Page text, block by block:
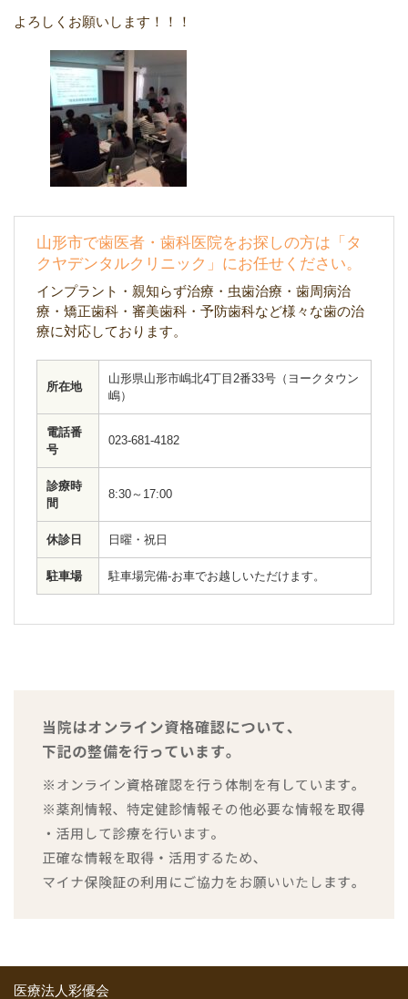
よろしくお願いします！！！
山形市で歯医者・歯科医院をお探しの方は「タ
クヤデンタルクリニック」にお任せください。
インプラント・親知らず治療・虫歯治療・歯周病治
療・矯正歯科・審美歯科・予防歯科など様々な歯の治
療に対応しております。
所在地
山形県山形市嶋北4丁目2番33号（ヨークタウン
嶋）
電話番
号
023-681-4182
診療時
間
8:30～17:00
休診日 日曜・祝日
駐車場 駐車場完備-お車でお越しいただけます。
医療法人彩優会